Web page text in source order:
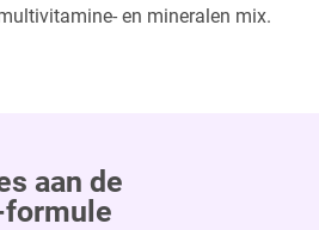
en mineralen mix.
aan de